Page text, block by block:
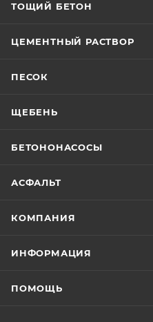
ТОЩИЙ БЕТОН
ЦЕМЕНТНЫЙ РАСТВОР
ПЕСОК
ЩЕБЕНЬ
БЕТОНОНАСОСЫ
АСФАЛЬТ
КОМПАНИЯ
ИНФОРМАЦИЯ
ПОМОЩЬ